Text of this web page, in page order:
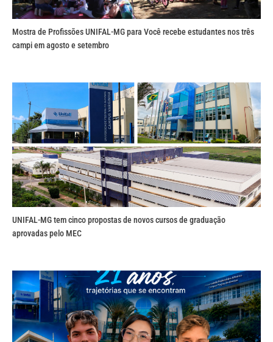
Mostra de Profissões UNIFAL-MG para Você recebe estudantes nos três
campi em agosto e setembro
UNIFAL-MG tem cinco propostas de novos cursos de graduação
aprovadas pelo MEC